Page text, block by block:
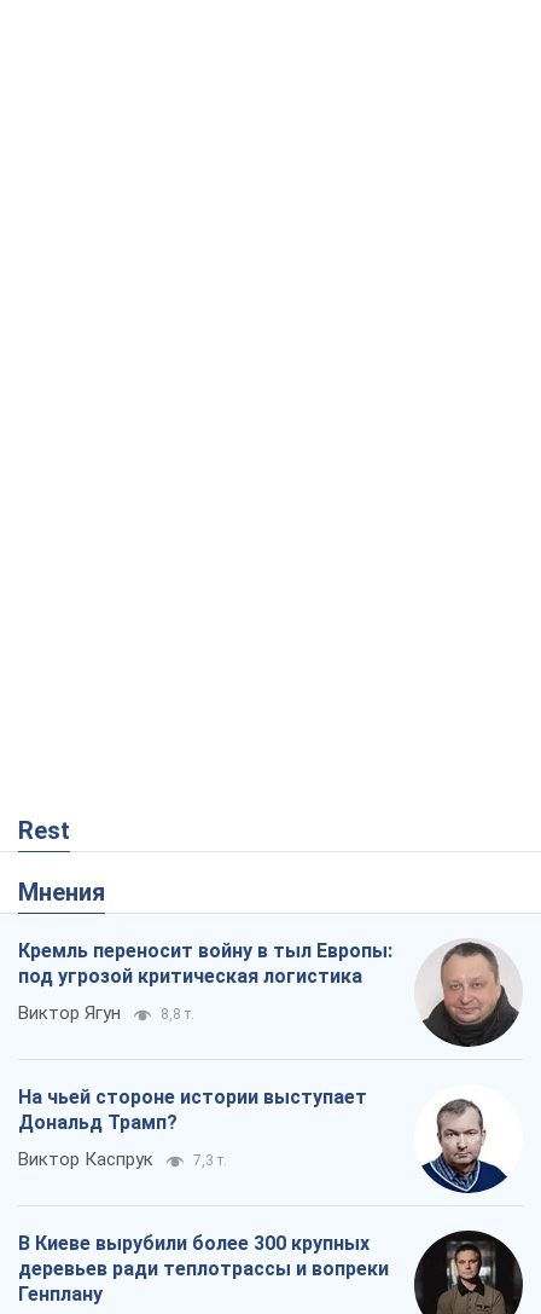
Rest
Мнения
Кремль переносит войну в тыл Европы:
под угрозой критическая логистика
Виктор Ягун 8,8 т.
На чьей стороне истории выступает
Дональд Трамп?
Виктор Каспрук 7,3 т.
В Киеве вырубили более 300 крупных
деревьев ради теплотрассы и вопреки
Генплану